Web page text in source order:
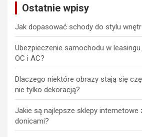
Ostatnie wpisy
Jak dopasować schody do stylu
Ubezpieczenie samochodu w
OC i AC?
Dlaczego niektóre obrazy stają się
nie tylko dekoracją?
Jakie są najlepsze sklepy internetowe
donicami?